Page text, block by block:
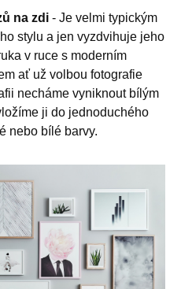
na zdi - Je velmi typickým
stylu a jen vyzdvihuje jeho
v ruce s moderním
ať už volbou fotografie
necháme vyniknout bílým
ji do jednoduchého
nebo bílé barvy.